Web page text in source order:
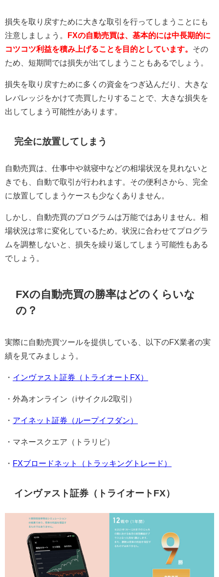
損失を取り戻すために大きな取引を行ってしまうことにも
注意しましょう。
FXの自動売買は、基本的には中長期的に
コツコツ利益を積み上げることを目的としています。 その
ため、短期間では損失が出てしまうこともあるでしょう。
損失を取り戻すために多くの資金をつぎ込んだり、大きな
レバレッジをかけて売買したりすることで、大きな損失を
出してしまう可能性があります。
完全に放置してしまう
自動売買は、仕事中や就寝中などの相場状況を見れないと
きでも、自動で取引が行われます。その便利さから、完全
に放置してしまうケースも少なくありません。
しかし、自動売買のプログラムは万能ではありません。相
場状況は常に変化しているため。状況に合わせてプログラ
ムを調整しないと、損失を繰り返してしまう可能性もある
でしょう。
FXの自動売買の勝率はどのくらいな
の？
実際に自動売買ツールを提供している、以下のFX業者の実
績を見てみましょう。
・ インヴァスト証券（トライオート FX）
・外為オンライン（iサイクル2取引）
・ アイネット証券（ループイフダン）
・マネースクエア（トラリピ）
・ FXブロードネット（トラッキングトレード）
インヴァスト証券（トライオート FX ）